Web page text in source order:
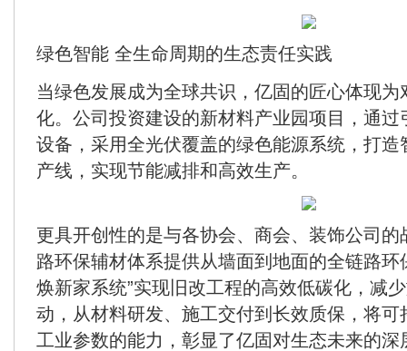
绿色智能 全生命周期的生态责任实践
当绿色发展成为全球共识，亿固的匠心体现
化。公司投资建设的新材料产业园项目，通
设备，采用全光伏覆盖的绿色能源系统，打
产线，实现节能减排和高效生产。
更具开创性的是与各协会、商会、装饰公司
路环保辅材体系提供从墙面到地面的全链路环
焕新家系统”实现旧改工程的高效低碳化，减
动，从材料研发、施工交付到长效质保，将
工业参数的能力，彰显了亿固对生态未来的深